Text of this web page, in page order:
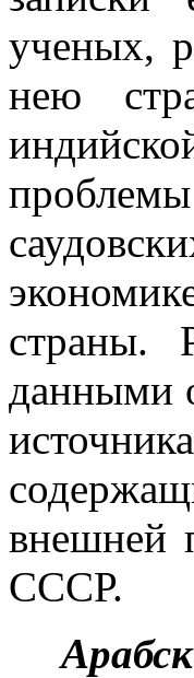
ученых,
нею
страны.
данными
внешней
СССР.